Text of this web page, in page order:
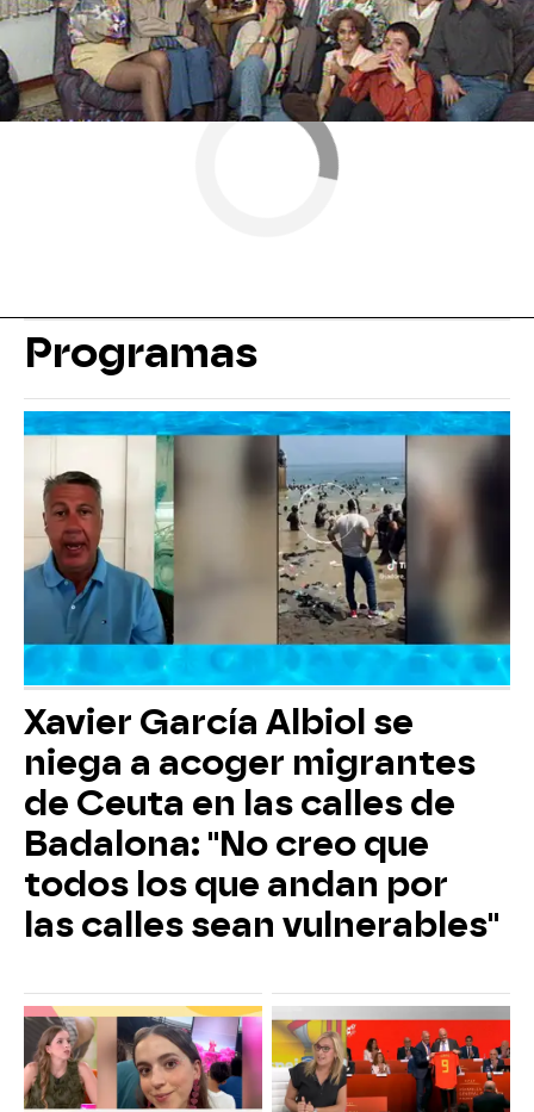
Programas
Xavier García Albiol se
niega a acoger migrantes
de Ceuta en las calles de
Badalona: "No creo que
todos los que andan por
las calles sean vulnerables"